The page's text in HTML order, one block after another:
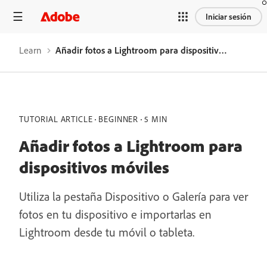
Iniciar sesión
Learn Añadir fotos a Lightroom para dispositivos móviles
TUTORIAL ARTICLE BEGINNER 5 MIN
Añadir fotos a Lightroom para
dispositivos móviles
Utiliza la pestaña Dispositivo o Galería para ver
fotos en tu dispositivo e importarlas en
Lightroom desde tu móvil o tableta.